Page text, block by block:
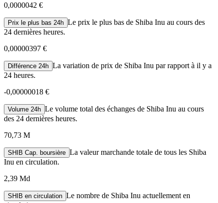
0,0000042 €
Prix le plus bas 24h Le prix le plus bas de Shiba Inu au cours des
24 dernières heures.
0,00000397 €
Différence 24h La variation de prix de Shiba Inu par rapport à il y a
24 heures.
-0,00000018 €
Volume 24h Le volume total des échanges de Shiba Inu au cours
des 24 dernières heures.
70,73 M
SHIB Cap. boursière La valeur marchande totale de tous les Shiba
Inu en circulation.
2,39 Md
SHIB en circulation Le nombre de Shiba Inu actuellement en